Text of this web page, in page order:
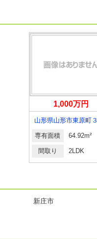
1,000万円
山形県山形市東原町３
専有面積 64.92m²
間取り 2LDK
新庄市